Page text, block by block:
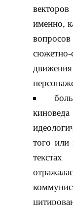
именно,
сюжетно-
того или
текстах